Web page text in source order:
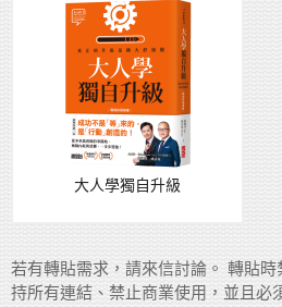
大人學獨自升級
若有轉貼需求，請來信討論。 轉貼
持所有連結、禁止商業使用，並且必